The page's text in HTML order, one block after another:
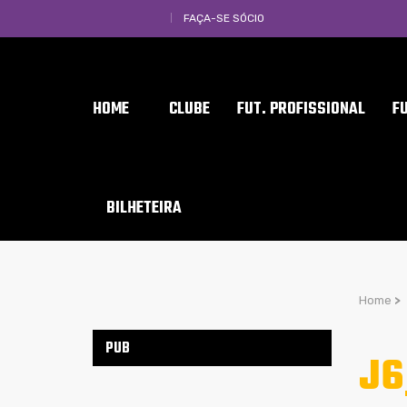
FAÇA-SE SÓCIO
HOME CLUBE FUT. PROFISSIONAL
BILHETEIRA
Home >
PUB